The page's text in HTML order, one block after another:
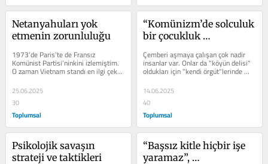
Netanyahuları yok
etmenin zorunluluğu
1973’de Paris’te de Fransız
Komünist Partisi’ninkini izlemiştim.
O zaman Vietnam standı en ilgi çeken
bölümdü. İki yıl sonra Vietnam...
25.06.2025
30
Toplumsal
“Komünizm’de solculuk
bir çocukluk
Çemberi aşmaya çalışan çok nadir
insanlar var. Onlar da "köyün delisi"
oldukları için "kendi örgüt"lerinde
dertlerini anlatmaya...
14.06.2025
40
Toplumsal
Psikolojik savaşın
strateji ve taktikleri
“Başsız kitle hiçbir işe
yaramaz”,